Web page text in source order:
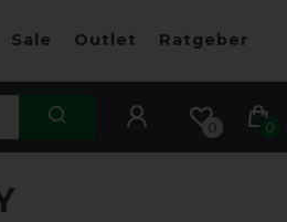
Sale Outlet Ratgeber
0 0